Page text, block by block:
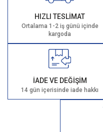
HIZLI TESLİMAT
Ortalama 1-2 iş günü içinde
kargoda
İADE VE DEĞİŞİM
14 gün içerisinde iade hakkı